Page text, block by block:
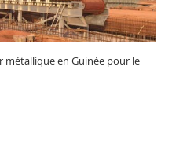
métallique en Guinée pour le